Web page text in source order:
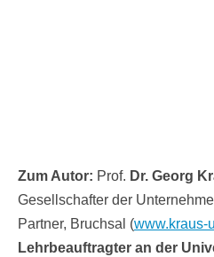
Zum Autor: Prof. Dr. Georg
Gesellschafter der
Partner, Bruchsal (www.kraus-
Lehrbeauftragter an der